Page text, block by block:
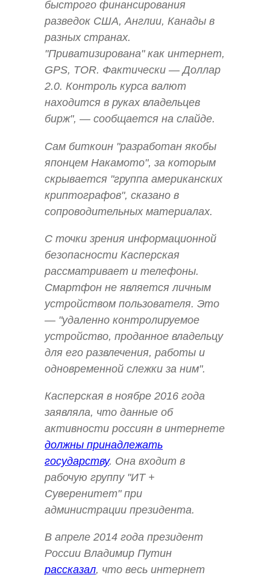
быстрого финансирования
разведок США, Англии, Канады в
разных странах.
"Приватизирована" как интернет,
GPS, TOR. Фактически — Доллар
2.0. Контроль курса валют
находится в руках владельцев
бирж", — сообщается на слайде.
Сам биткоин "разработан якобы
японцем Накамото", за которым
скрывается "группа американских
криптографов", сказано в
сопроводительных материалах.
С точки зрения информационной
безопасности Касперская
рассматривает и телефоны.
Смартфон не является личным
устройством пользователя. Это
— "удаленно контролируемое
устройство, проданное владельцу
для его развлечения, работы и
одновременной слежки за ним".
Касперская в ноябре 2016 года
заявляла, что данные об
активности россиян в интернете
должны принадлежать
государству. Она входит в
рабочую группу "ИТ +
Суверенитет" при
администрации президента.
В апреле 2014 года президент
России Владимир Путин
рассказал, что весь интернет